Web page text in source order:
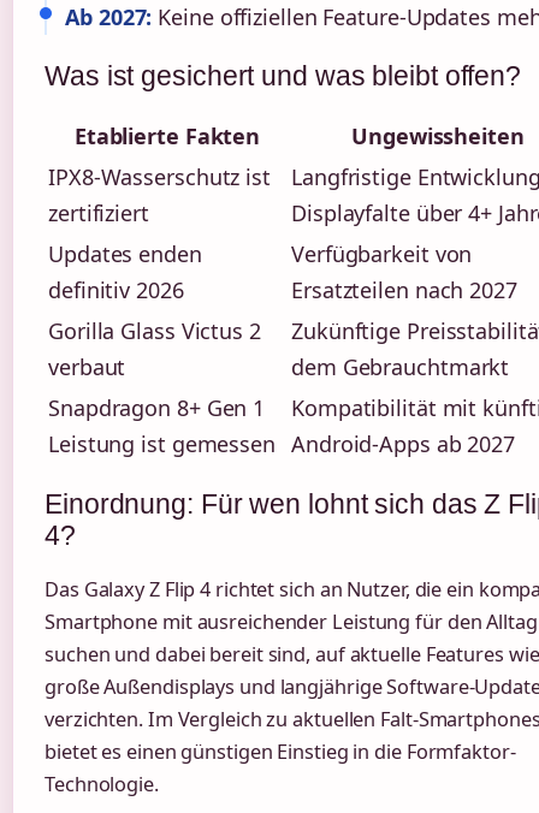
Ab 2027: Keine offiziellen Feature-Updates
Was ist gesichert und was bleibt offen?
Etablierte Fakten
Ungewissheiten
IPX8-Wasserschutz ist
zertifiziert
Langfristige
Displayfalte über 4+
Updates enden
definitiv 2026
Verfügbarkeit von
Ersatzteilen nach 2027
Gorilla Glass Victus 2
verbaut
Zukünftige
dem Gebrauchtmarkt
Snapdragon 8+ Gen 1
Leistung ist gemessen
Kompatibilität mit
Android-Apps ab 2027
Einordnung: Für wen lohnt sich das Z
4?
Das Galaxy Z Flip 4 richtet sich an Nutzer, die ein
Smartphone mit ausreichender Leistung für den Alltag
suchen und dabei bereit sind, auf aktuelle Features wie
große Außendisplays und langjährige Software-
verzichten. Im Vergleich zu aktuellen Falt-
bietet es einen günstigen Einstieg in die Formfaktor-
Technologie.